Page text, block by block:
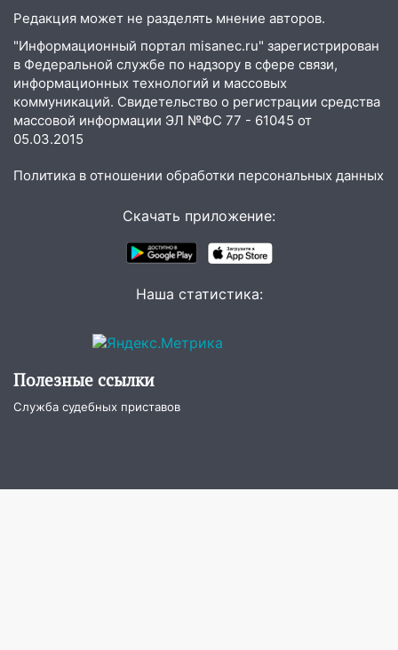
области на 8 августа
17:16 В реанимацию Ульяновской
областной больницы поступили шесть
новых аппаратов ИВЛ
16:51 В Чердаклинском районе
ремонтируют дороги, ставят остановки
и проводят новое освещение
девять бункеров для крупногабаритного
матч «Волги» под открытым небом
разработают отечественный прибор для
15:47
Ульяновцы могут вернуть деньги
за абонементы закрывшегося фитнес-
прокуратуры в селах Ульяновской
Редакция может не разделять мнение авторов.
"Информационный портал misanec.ru" зарегистрирован
в Федеральной службе по надзору в сфере связи,
информационных технологий и массовых
коммуникаций. Свидетельство о регистрации средства
массовой информации ЭЛ №ФС 77 - 61045 от
05.03.2015
Политика в отношении обработки персональных данных
Скачать приложение:
Наша статистика:
Полезные ссылки
Служба судебных приставов